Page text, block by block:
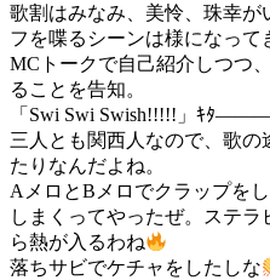
歌割はみなみ、美怜、珠幸が
フを喋るシーンは様になって
MCトークで自己紹介しつつ
ることを告知。
「Swi Swi Swish!!!!!」ｷﾀ
三人とも関西人なので、歌
たりなんだよね。
AメロとBメロでクラップを
しまくってやったぜ。ステ
ら熱が入るわね
落ちサビでケチャをしたしな